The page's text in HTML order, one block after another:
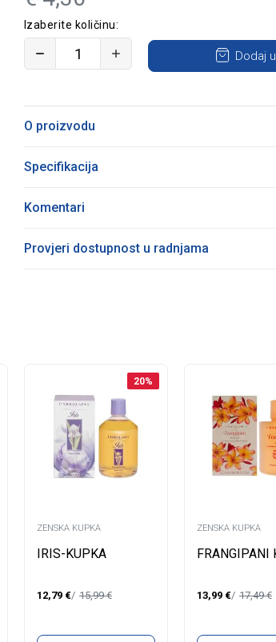
Izaberite količinu:
Dodaj
O proizvodu
Specifikacija
Komentari
Provjeri dostupnost u radnjama
20%
ZENSKA KUPKA
IRIS-KUPKA
12,79 € 15,99€
ZENSKA KUPKA
FRANGIPANI
13,99 € 17,49€